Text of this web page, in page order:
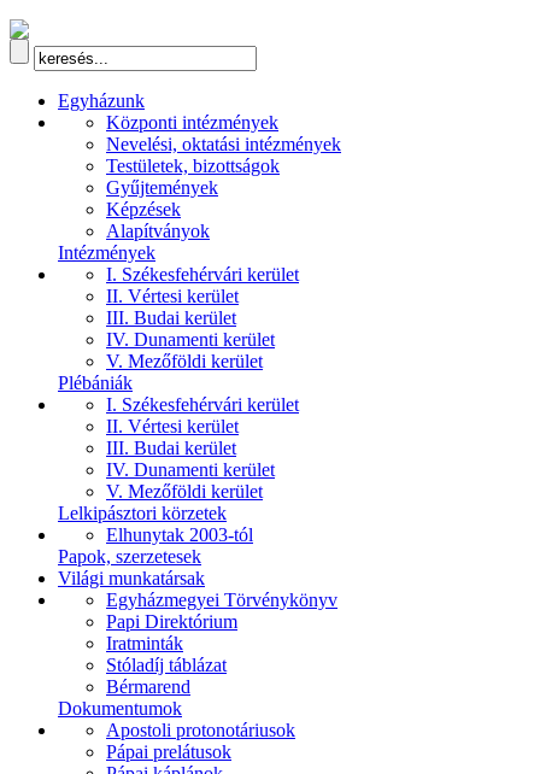
Egyházunk
Központi intézmények
Nevelési, oktatási intézmények
Testületek, bizottságok
Gyűjtemények
Képzések
Alapítványok
Intézmények
I. Székesfehérvári kerület
II. Vértesi kerület
III. Budai kerület
IV. Dunamenti kerület
V. Mezőföldi kerület
Plébániák
I. Székesfehérvári kerület
II. Vértesi kerület
III. Budai kerület
IV. Dunamenti kerület
V. Mezőföldi kerület
Lelkipásztori körzetek
Elhunytak 2003-tól
Papok, szerzetesek
Világi munkatársak
Egyházmegyei Törvénykönyv
Papi Direktórium
Iratminták
Stóladíj táblázat
Bérmarend
Dokumentumok
Apostoli protonotáriusok
Pápai prelátusok